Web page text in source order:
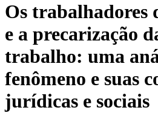
Os trabalhadores
e a precarização
trabalho: uma
fenômeno e suas
jurídicas e sociais